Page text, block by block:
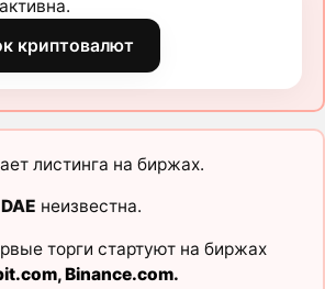
криптовалют
листинга на биржах.
DAE неизвестна.
торги стартуют на биржах
,Binance.com.